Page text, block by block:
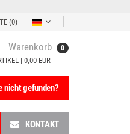
(0)
Warenkorb 0
| 0,00 EUR
nicht gefunden?
KONTAKT